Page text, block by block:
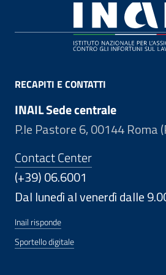
RECAPITI E CONTATTI
INAIL Sede centrale
P.le Pastore 6, 00144 Roma
Contact Center
(+39) 06.6001
Dal lunedì al venerdì dalle
Inail risponde
Sportello digitale